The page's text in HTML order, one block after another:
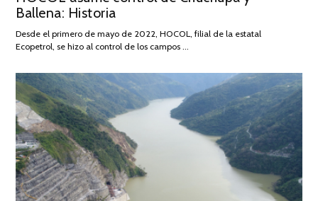
2026
Ballena: Historia
Desde el primero de mayo de 2022, HOCOL, filial de la estatal
Ecopetrol, se hizo al control de los campos …